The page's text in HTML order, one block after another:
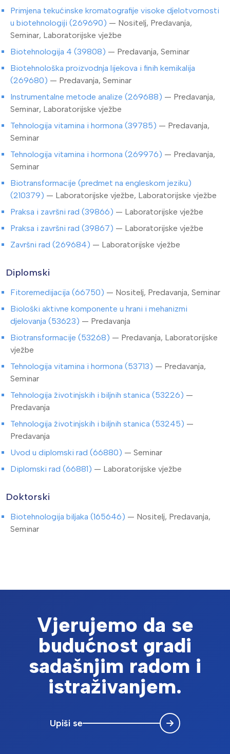
Primjena tekućinske kromatografije visoke djelotvornosti
u biotehnologiji (269690) — Nositelj, Predavanja,
Seminar, Laboratorijske vježbe
Biotehnologija 4 (39808) — Predavanja, Seminar
Biotehnološka proizvodnja lijekova i finih kemikalija
(269680) — Predavanja, Seminar
Instrumentalne metode analize (269688) — Predavanja,
Seminar, Laboratorijske vježbe
Tehnologija vitamina i hormona (39785) — Predavanja,
Seminar
Tehnologija vitamina i hormona (269976) — Predavanja,
Seminar
Biotransformacije (predmet na engleskom jeziku)
(210379) — Laboratorijske vježbe, Laboratorijske vježbe
Praksa i završni rad (39866) — Laboratorijske vježbe
Praksa i završni rad (39867) — Laboratorijske vježbe
Završni rad (269684) — Laboratorijske vježbe
Diplomski
Fitoremedijacija (66750) — Nositelj, Predavanja, Seminar
Biološki aktivne komponente u hrani i mehanizmi
djelovanja (53623) — Predavanja
Biotransformacije (53268) — Predavanja, Laboratorijske
vježbe
Tehnologija vitamina i hormona (53713) — Predavanja,
Seminar
Tehnologija životinjskih i biljnih stanica (53226) —
Predavanja
Tehnologija životinjskih i biljnih stanica (53245) —
Predavanja
Uvod u diplomski rad (66880) — Seminar
Diplomski rad (66881) — Laboratorijske vježbe
Doktorski
Biotehnologija biljaka (165646) — Nositelj, Predavanja,
Seminar
Vjerujemo da se
budućnost gradi
sadašnjim radom i
istraživanjem.
Upiši se